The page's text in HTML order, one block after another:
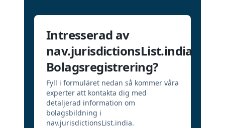
Intresserad av
nav.jurisdictionsList.india
Bolagsregistrering?
Fyll i formuläret nedan så kommer våra
experter att kontakta dig med
detaljerad information om
bolagsbildning i
nav.jurisdictionsList.india.